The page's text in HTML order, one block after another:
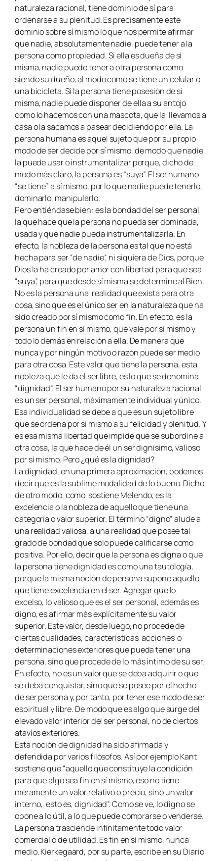
naturaleza racional, tiene dominio de sí para
ordenarse a su plenitud. Es precisamente este
dominio sobre sí mismo lo que nos permite afirmar
que nadie, absolutamente nadie, puede tener a la
persona como propiedad. Si ella es dueña de sí
misma, nadie puede tener a otra persona como
siendo su dueño, al modo como se tiene un celular o
una bicicleta. Si la persona tiene posesión de sí
misma, nadie puede disponer de ella a su antojo
como lo hacemos con una mascota, que la llevamos a
casa o la sacamos a pasear decidiendo por ella. La
persona humana es aquel sujeto que por su propio
modo de ser decide por sí mismo, de modo que nadie
la puede usar o instrumentalizar porque, dicho de
modo más claro, la persona es “suya”. El ser humano
“se tiene” a sí mismo, por lo que nadie puede tenerlo,
dominarlo, manipularlo.
Pero entiéndase bien: es la bondad del ser personal
la que hace que la persona no pueda ser dominada,
usada y que nadie pueda instrumentalizarla. En
efecto, la nobleza de la persona es tal que no está
hecha para ser “de nadie”, ni siquiera de Dios, porque
Dios la ha creado por amor con libertad para que sea
“suya”, para que desde sí misma se determine al Bien.
No es la persona una realidad que exista para otra
cosa, sino que es el único ser en la naturaleza que ha
sido creado por sí mismo como fin. En efecto, es la
persona un fin en sí mismo, que vale por sí mismo y
todo lo demás en relación a ella. De manera que
nunca y por ningún motivo o razón puede ser medio
para otra cosa. Este valor que tiene la persona, esta
nobleza que le da el ser libre, es lo que se denomina
“dignidad”. El ser humano por su naturaleza racional
es un ser personal, máximamente individual y único.
Esa individualidad se debe a que es un sujeto libre
que se ordena por sí mismo a su felicidad y plenitud. Y
es esa misma libertad que impide que se subordine a
otra cosa, la que hace de él un ser dignísimo, valioso
por sí mismo. Pero ¿qué es la dignidad?
La dignidad, en una primera aproximación, podemos
decir que es la sublime modalidad de lo bueno. Dicho
de otro modo, como sostiene Melendo, es la
excelencia o la nobleza de aquello que tiene una
categoría o valor superior. El término “digno” alude a
una realidad valiosa, a una realidad que posee tal
grado de bondad que solo puede calificarse como
positiva. Por ello, decir que la persona es digna o que
la persona tiene dignidad es como una tautología,
porque la misma noción de persona supone aquello
que tiene excelencia en el ser. Agregar que lo
excelso, lo valioso que es el ser personal, además es
digno, es afirmar más explícitamente su valor
superior. Este valor, desde luego, no procede de
ciertas cualidades, características, acciones o
determinaciones exteriores que pueda tener una
persona, sino que procede de lo más íntimo de su ser.
En efecto, no es un valor que se deba adquirir o que
se deba conquistar, sino que se posee por el hecho
de ser persona y, por tanto, por tener ese modo de ser
espiritual y libre. De modo que es algo que surge del
elevado valor interior del ser personal, no de ciertos
atavíos exteriores.
Esta noción de dignidad ha sido afirmada y
defendida por varios filósofos. Así por ejemplo Kant
sostiene que “aquello que constituye la condición
para que algo sea fin en sí mismo, eso no tiene
meramente un valor relativo o precio, sino un valor
interno, esto es, dignidad”. Como se ve, lo digno se
opone a lo útil, a lo que puede comprarse o venderse.
La persona trasciende infinitamente todo valor
comercial o de utilidad. Es fin en sí mismo, nunca
medio. Kierkegaard, por su parte, escribe en su Diario